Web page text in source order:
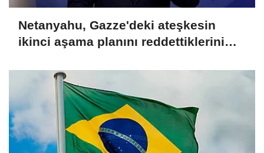
Netanyahu, Gazze'deki ateşkesin
ikinci aşama planını reddettiklerini